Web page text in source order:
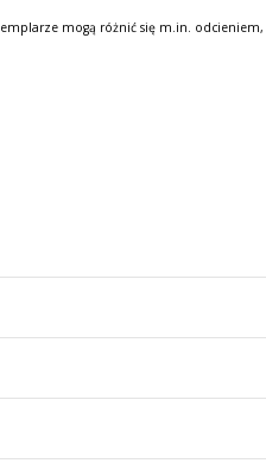
mogą różnić się m.in.